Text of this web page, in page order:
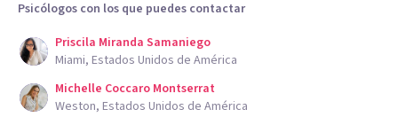
Psicólogos con los que puedes contactar
Priscila Miranda Samaniego
Miami, Estados Unidos de América
Michelle Coccaro Montserrat
Weston, Estados Unidos de América